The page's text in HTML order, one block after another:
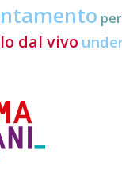
dal vivo